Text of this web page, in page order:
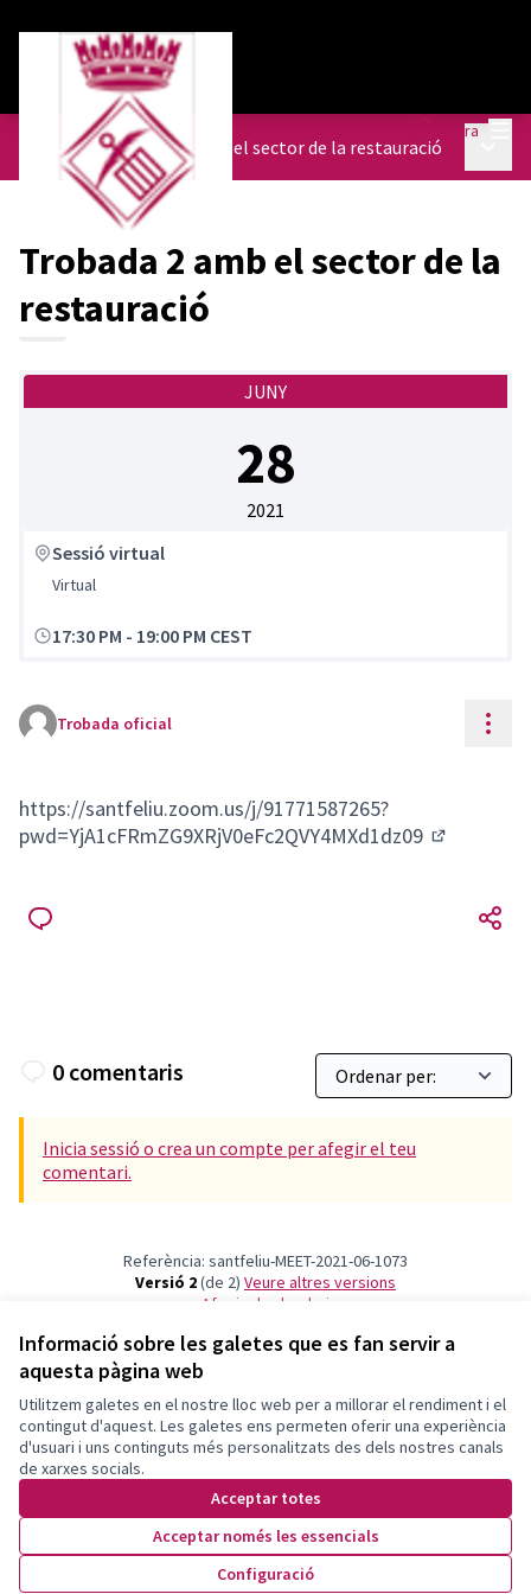
Informació sobre les galetes que es fan servir a
aquesta pàgina web
Utilitzem galetes en el nostre lloc web per a millorar el rendiment i el
contingut d'aquest. Les galetes ens permeten oferir una experiència
d'usuari i uns continguts més personalitzats des dels nostres canals
de xarxes socials.
Acceptar totes
Acceptar només les essencials
Configuració
Entra
Trobades/Trobada 2 amb el sector de la restauració
Trobada 2 amb el sector de la
restauració
JUNY
28
2021
Sessió virtual
Virtual
17:30 PM - 19:00 PM CEST
Trobada oficial
https://santfeliu.zoom.us/j/91771587265?
pwd=YjA1cFRmZG9XRjV0eFc2QVY4MXd1dz09
0 comentaris
Inicia sessió o crea un compte per afegir el teu
comentari.
Referència: santfeliu-MEET-2021-06-1073
Versió 2(de 2)
veure altres versions
Afegir al calendari
Termes i condicions d'ús
Configuració de les galetes
Decidim Sant Feliu a X
(Enllaç extern)
Decidim Sant Feliu a Facebook
(Enllaç extern)
Decidim Sant Feliu a Instagram
(Enllaç extern)
Decidim Sant Feliu a YouTube
(Enllaç extern)
Triar la llenguaElegir el idioma
Web creada ambprogramari lliure .
Amb
(Enllaç